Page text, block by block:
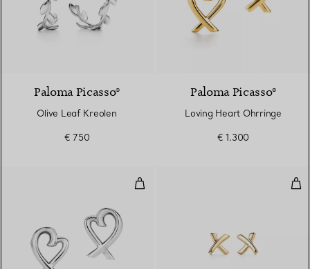
Paloma Picasso®
Olive Leaf Kreolen
€ 750
Paloma Picasso®
Loving Heart Ohrringe
€ 1.300
Loving Heart Ohrringe X